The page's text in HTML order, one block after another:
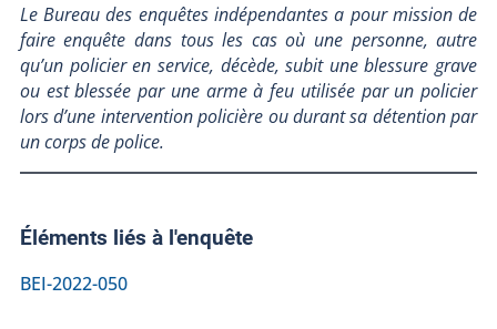
Le Bureau des enquêtes indépendantes a pour mission de
faire enquête dans tous les cas où une personne, autre
qu’un policier en service, décède, subit une blessure grave
ou est blessée par une arme à feu utilisée par un policier
lors d’une intervention policière ou durant sa détention par
un corps de police.
Éléments liés à l'enquête
BEI-2022-050